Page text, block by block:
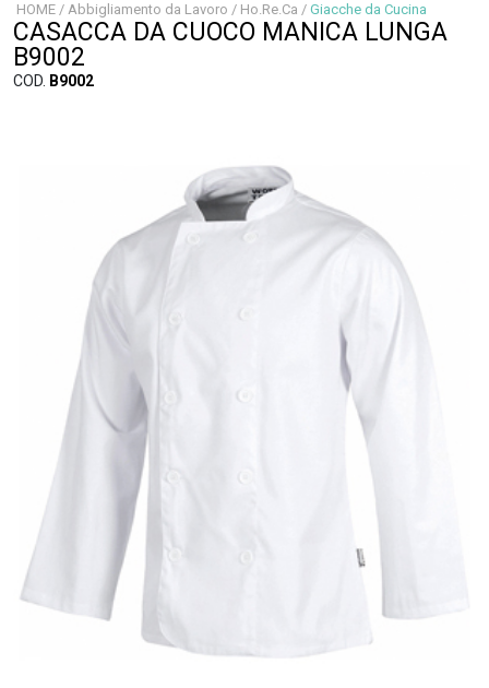
HOME / Abbigliamento da Lavoro / Ho.Re.Ca / Giacche da Cucina
CASACCA DA CUOCO MANICA LUNGA
B9002
COD. B9002